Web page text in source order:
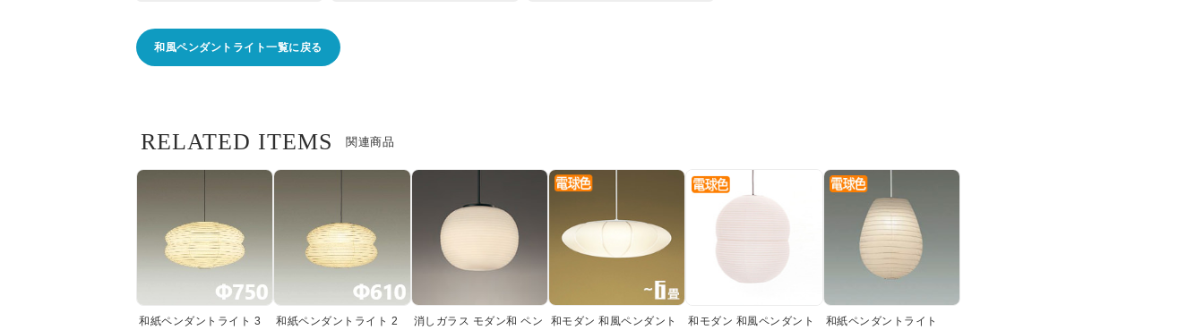
和風ペンダントライト一覧に戻る
関連商品
RELATED ITEMS
和紙ペンダントライト 3
和紙ペンダントライト 2
消しガラス モダン和 ペン
和モダン 和風ペンダント
和モダン 和風ペンダント
和紙ペンダントライト